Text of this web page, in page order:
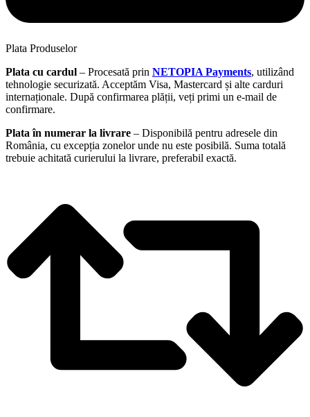
Plata Produselor
Plata cu cardul – Procesată prin NETOPIA Payments, utilizând
tehnologie securizată. Acceptăm Visa, Mastercard și alte carduri
internaționale. După confirmarea plății, veți primi un e-mail de
confirmare.
Plata în numerar la livrare – Disponibilă pentru adresele din
România, cu excepția zonelor unde nu este posibilă. Suma totală
trebuie achitată curierului la livrare, preferabil exactă.